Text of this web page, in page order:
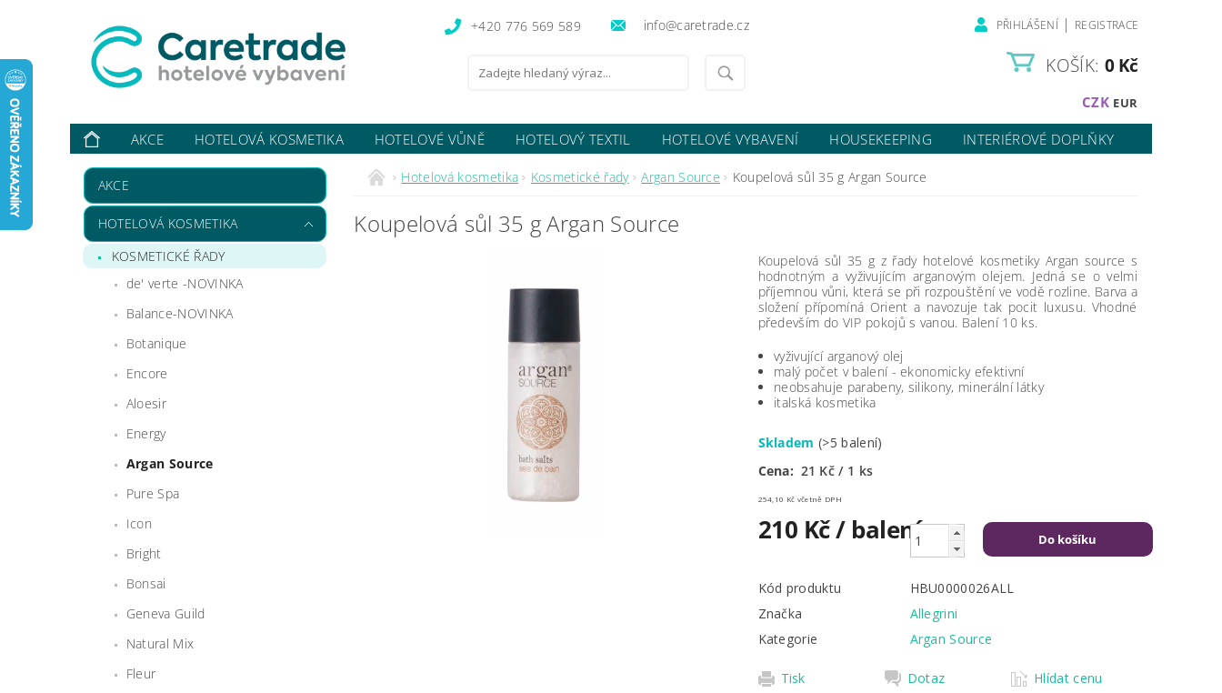
+420 776 569 589 info@caretrade.cz PŘIHLÁŠENÍ | REGISTRACE
CZK EUR
KOŠÍK: 0 Kč
AKCE HOTELOVÁ KOSMETIKA HOTELOVÉ VŮNĚ HOTELOVÝ TEXTIL HOTELOVÉ VYBAVENÍ HOUSEKEEPING
INTERIÉROVÉ DOPLŇKY
VYBAVUJI ...
KONTAKTY O NÁS HODNOCENÍ OBCHODU
AKCE
HOTELOVÁ KOSMETIKA
KOSMETICKÉ ŘADY
de' verte -NOVINKA
Balance-NOVINKA
Botanique
Encore
Aloesir
Energy
Argan Source
Pure Spa
Icon
Bright
Bonsai
Geneva Guild
Natural Mix
Fleur
Hotelová kosmetika Kosmetické řady Argan Source Koupelová sůl 35 g Argan Source
Koupelová sůl 35 g Argan Source
Koupelová sůl 35 g z řady hotelové kosmetiky Argan source s
hodnotným a vyživujícím arganovým olejem. Jedná se o velmi
příjemnou vůni, která se při rozpouštění ve vodě rozline. Barva a
složení přípomíná Orient a navozuje tak pocit luxusu. Vhodné
především do VIP pokojů s vanou. Balení 10 ks.
vyživující arganový olej
malý počet v balení - ekonomicky efektivní
neobsahuje parabeny, silikony, minerální látky
italská kosmetika
Skladem(>5 balení)
Cena: 21 Kč / 1 ks
254,10 Kč včetně DPH
210 Kč/ balení
Kód produktu
HBU0000026ALL
Značka
Allegrini
Kategorie
Argan Source
Tisk Dotaz Hlídat cenu